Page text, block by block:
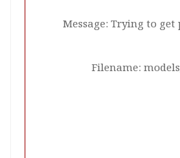
Message: Trying to
Filename: